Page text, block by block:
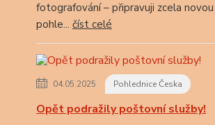
fotografování – připravuji zcela
pohle... číst celé
04.05.2025 Pohlednice Česka
Opět podražily poštovní služby!